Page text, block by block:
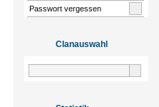
Passwort vergessen
Clanauswahl